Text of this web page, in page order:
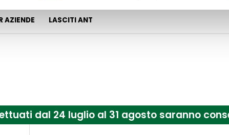
AZIENDE LASCITI ANT
dal 24 luglio al 31 agosto saranno
Il tuo carrello è vuoto.